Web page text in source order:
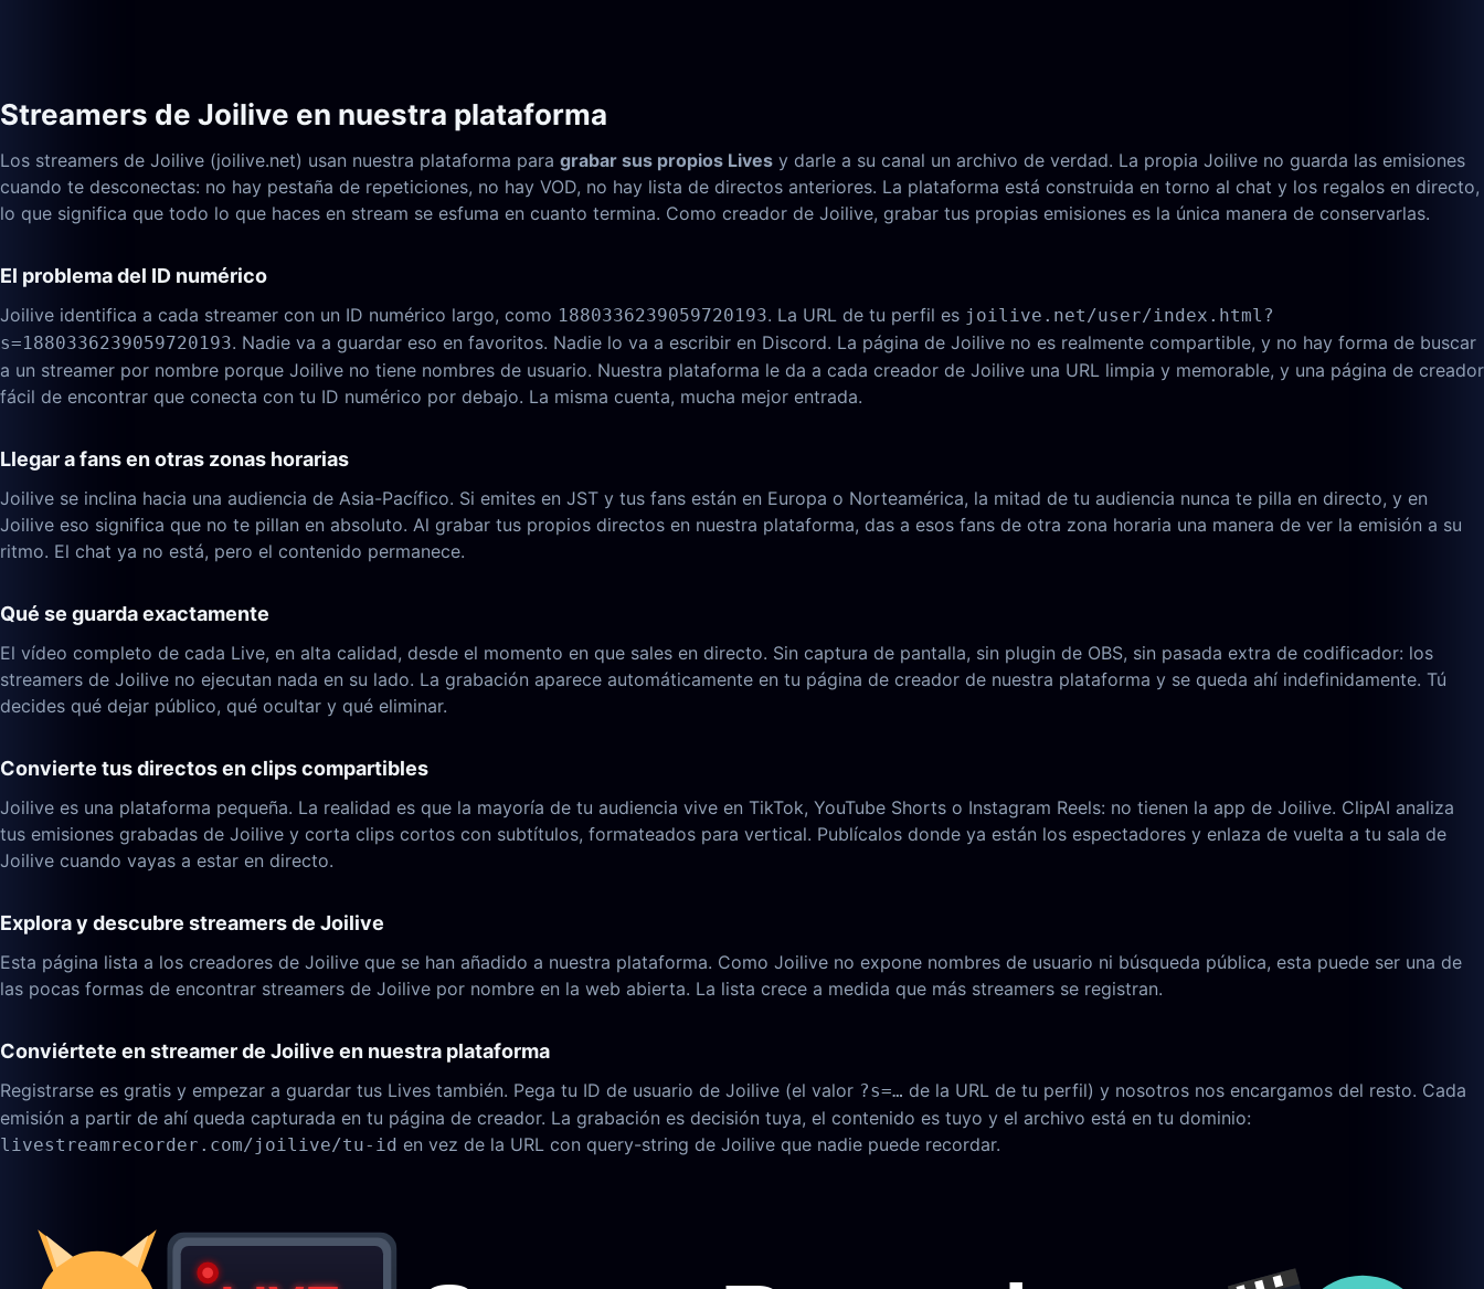
Streamers de Joilive en nuestra plataforma
Los streamers de Joilive (joilive.net) usan nuestra plataforma para grabar sus propios Lives y darle a su canal un archivo de verdad. La propia Joilive no guarda las emisiones
cuando te desconectas: no hay pestaña de repeticiones, no hay VOD, no hay lista de directos anteriores. La plataforma está construida en torno al chat y los regalos en directo,
lo que significa que todo lo que haces en stream se esfuma en cuanto termina. Como creador de Joilive, grabar tus propias emisiones es la única manera de conservarlas.
El problema del ID numérico
Joilive identifica a cada streamer con un ID numérico largo, como 1880336239059720193. La URL de tu perfil es joilive.net/user/index.html?
s=1880336239059720193. Nadie va a guardar eso en favoritos. Nadie lo va a escribir en Discord. La página de Joilive no es realmente compartible, y no hay forma de buscar
a un streamer por nombre porque Joilive no tiene nombres de usuario. Nuestra plataforma le da a cada creador de Joilive una URL limpia y memorable, y una página de creador
fácil de encontrar que conecta con tu ID numérico por debajo. La misma cuenta, mucha mejor entrada.
Llegar a fans en otras zonas horarias
Joilive se inclina hacia una audiencia de Asia-Pacífico. Si emites en JST y tus fans están en Europa o Norteamérica, la mitad de tu audiencia nunca te pilla en directo, y en
Joilive eso significa que no te pillan en absoluto. Al grabar tus propios directos en nuestra plataforma, das a esos fans de otra zona horaria una manera de ver la emisión a su
ritmo. El chat ya no está, pero el contenido permanece.
Qué se guarda exactamente
El vídeo completo de cada Live, en alta calidad, desde el momento en que sales en directo. Sin captura de pantalla, sin plugin de OBS, sin pasada extra de codificador: los
streamers de Joilive no ejecutan nada en su lado. La grabación aparece automáticamente en tu página de creador de nuestra plataforma y se queda ahí indefinidamente. Tú
decides qué dejar público, qué ocultar y qué eliminar.
Convierte tus directos en clips compartibles
Joilive es una plataforma pequeña. La realidad es que la mayoría de tu audiencia vive en TikTok, YouTube Shorts o Instagram Reels: no tienen la app de Joilive. ClipAI analiza
tus emisiones grabadas de Joilive y corta clips cortos con subtítulos, formateados para vertical. Publícalos donde ya están los espectadores y enlaza de vuelta a tu sala de
Joilive cuando vayas a estar en directo.
Explora y descubre streamers de Joilive
Esta página lista a los creadores de Joilive que se han añadido a nuestra plataforma. Como Joilive no expone nombres de usuario ni búsqueda pública, esta puede ser una de
las pocas formas de encontrar streamers de Joilive por nombre en la web abierta. La lista crece a medida que más streamers se registran.
Conviértete en streamer de Joilive en nuestra plataforma
Registrarse es gratis y empezar a guardar tus Lives también. Pega tu ID de usuario de Joilive (el valor ?s=… de la URL de tu perfil) y nosotros nos encargamos del resto. Cada
emisión a partir de ahí queda capturada en tu página de creador. La grabación es decisión tuya, el contenido es tuyo y el archivo está en tu dominio:
livestreamrecorder.com/joilive/tu-id en vez de la URL con query-string de Joilive que nadie puede recordar.